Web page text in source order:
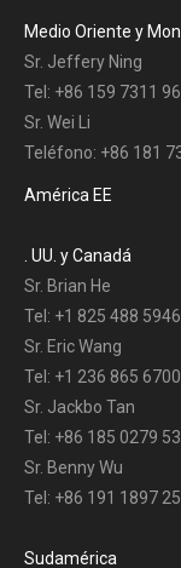
Medio Oriente y
Sr. Jeffery Ning
Tel: +86 159 7311
Sr. Wei Li
Teléfono: +86 181
América EE
. UU. y Canadá
Sr. Brian He
Tel: +1 825 488 5946
Sr. Eric Wang
Tel: +1 236 865 6700
Sr. Jackbo Tan
Tel: +86 185 0279
Sr. Benny Wu
Tel: +86 191 1897
Sudamérica